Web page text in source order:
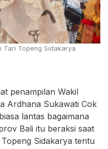
Tari Topeng Sidakarya
penampilan Wakil
Ardhana Sukawati Cok
lantas bagaimana
Bali itu beraksi saat
Sidakarya tentu